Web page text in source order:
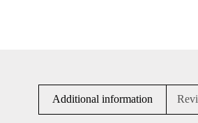
Additional information